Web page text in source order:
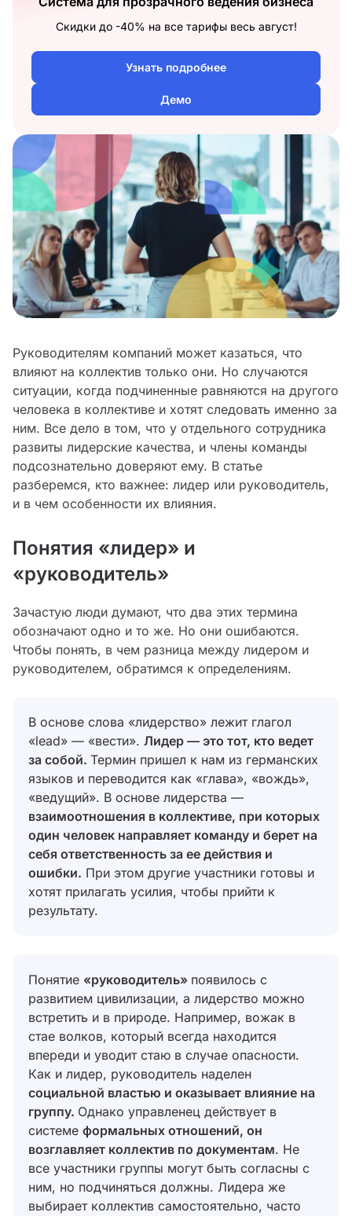
Руководителям компаний может казаться, что
влияют на коллектив только они. Но случаются
ситуации, когда подчиненные равняются на другого
человека в коллективе и хотят следовать именно за
ним. Все дело в том, что у отдельного сотрудника
развиты лидерские качества, и члены команды
подсознательно доверяют ему. В статье
разберемся, кто важнее: лидер или руководитель,
и в чем особенности их влияния.
Понятия «лидер» и
«руководитель»
Зачастую люди думают, что два этих термина
обозначают одно и то же. Но они ошибаются.
Чтобы понять, в чем разница между лидером и
руководителем, обратимся к определениям.
В основе слова «лидерство» лежит глагол
«lеаd» — «вести». Лидер — это тот, кто ведет
за собой. Термин пришел к нам из германских
языков и переводится как «глава», «вождь»,
«ведущий». В основе лидерства —
взаимоотношения в коллективе, при которых
один человек направляет команду и берет на
себя ответственность за ее действия и
ошибки. При этом другие участники готовы и
хотят прилагать усилия, чтобы прийти к
результату.
Понятие «руководитель» появилось с
развитием цивилизации, а лидерство можно
встретить и в природе. Например, вожак в
стае волков, который всегда находится
впереди и уводит стаю в случае опасности.
Как и лидер, руководитель наделен
социальной властью и оказывает влияние на
группу. Однако управленец действует в
системе формальных отношений, он
возглавляет коллектив по документам. Не
все участники группы могут быть согласны с
ним, но подчиняться должны. Лидера же
выбирает коллектив самостоятельно, часто
Скидки до -40% на все тарифы весь август!
Узнать подробнее
Демо